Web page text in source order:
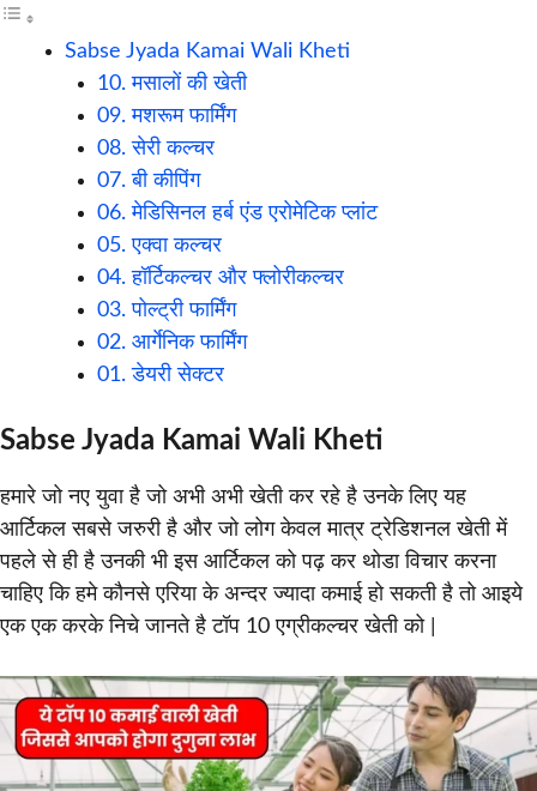
Sabse Jyada Kamai Wali Kheti
10. मसालों की खेती
09. मशरूम फार्मिंग
08. सेरी कल्चर
07. बी कीपिंग
06. मेडिसिनल हर्ब एंड एरोमेटिक प्लांट
05. एक्वा कल्चर
04. हॉर्टिकल्चर और फ्लोरीकल्चर
03. पोल्ट्री फार्मिंग
02. आर्गेनिक फार्मिंग
01. डेयरी सेक्टर
Sabse Jyada Kamai Wali Kheti
हमारे जो नए युवा है जो अभी अभी खेती कर रहे है उनके लिए यह
आर्टिकल सबसे जरुरी है और जो लोग केवल मात्र ट्रेडिशनल खेती में
पहले से ही है उनकी भी इस आर्टिकल को पढ़ कर थोडा विचार करना
चाहिए कि हमे कौनसे एरिया के अन्दर ज्यादा कमाई हो सकती है तो आइये
एक एक करके निचे जानते है टॉप 10 एग्रीकल्चर खेती को |